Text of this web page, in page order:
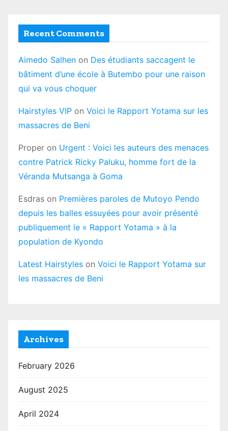
Recent Comments
Aimedo Salhen on Des étudiants saccagent le
bâtiment d’une école à Butembo pour une raison
qui va vous choquer
Hairstyles VIP on Voici le Rapport Yotama sur les
massacres de Beni
Proper on Urgent : Voici les auteurs des menaces
contre Patrick Ricky Paluku, homme fort de la
Véranda Mutsanga à Goma
Esdras on Premières paroles de Mutoyo Pendo
depuis les balles essuyées pour avoir présenté
publiquement le « Rapport Yotama » à la
population de Kyondo
Latest Hairstyles on Voici le Rapport Yotama sur
les massacres de Beni
Archives
February 2026
August 2025
April 2024